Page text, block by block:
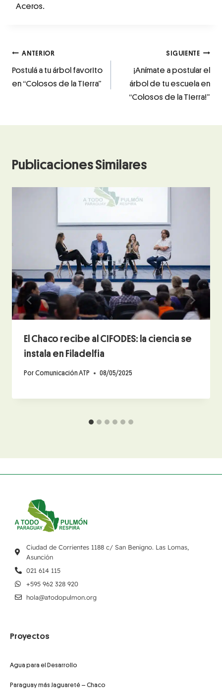
Aceros.
ANTERIOR
Postulá a tu árbol favorito
en “Colosos de la Tierra”
SIGUIENTE
¡Anímate a postular el
árbol de tu escuela en
“Colosos de la Tierra!”
Publicaciones Similares
El Chaco recibe al CIFODES: la ciencia se
instala en Filadelfia
Por Comunicación ATP 08/05/2025
Ciudad de Corrientes 1188 c/ San Benigno. Las Lomas,
Asunción
021 614 115
+595 962 328 920
hola@atodopulmon.org
Proyectos
Agua para el Desarrollo
Paraguay más Jaguareté – Chaco